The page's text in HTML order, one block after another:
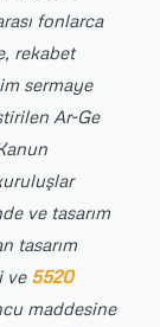
fonlarca
rekabet
sermaye
Ar-Ge
ve tasarım
tasarım
ve 5520
maddesine